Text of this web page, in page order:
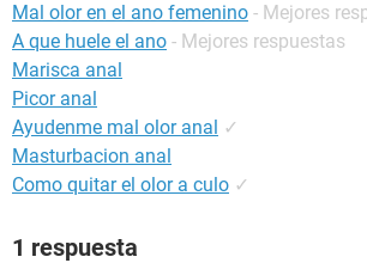
Mal olor en el ano femenino - Mejores
A que huele el ano - Mejores respuestas
Marisca anal
Picor anal
Ayudenme mal olor anal ✓
Masturbacion anal
Como quitar el olor a culo ✓
1 respuesta